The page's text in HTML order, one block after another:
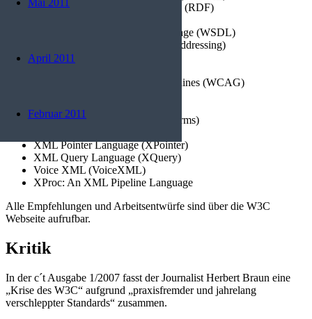
Mai 2011
April 2011
Februar 2011
Resource Description Framework (RDF)
Web Services Description Language (WSDL)
Web Services Addressing (WS-Addressing)
Web Services Policy (WS-Policy)
Web Content Accessibility Guidelines (WCAG)
XML Path Language (XPath)
XML Powered Web Forms (XForms)
XML Pointer Language (XPointer)
XML Query Language (XQuery)
Voice XML (VoiceXML)
XProc: An XML Pipeline Language
Alle Empfehlungen und Arbeitsentwürfe sind über die W3C
Webseite aufrufbar.
Kritik
In der c´t Ausgabe 1/2007 fasst der Journalist Herbert Braun eine
„Krise des W3C“ aufgrund „praxisfremder und jahrelang
verschleppter Standards“ zusammen.